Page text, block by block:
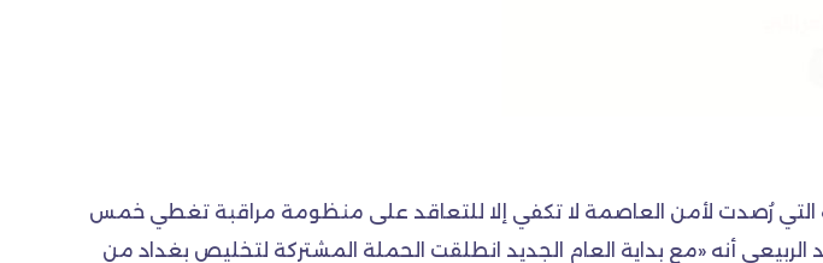
التي رُصدت لأمن العاصمة لا تكفي إلا للتعاقد على منظومة مراقبة تغطي خمس
محمد الربيعي أنه «مع بداية العام الجديد انطلقت الحملة المشتركة لتخليص بغداد من